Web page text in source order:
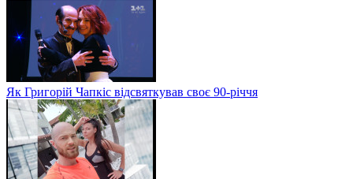
Як Григорій Чапкіс відсвяткував своє 90-річчя